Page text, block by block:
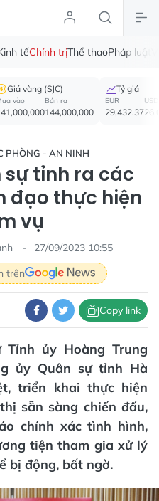
tếChính trịThể thaoPháp luật
Giá vàng (SJC)
vào Bán ra
144,000,000
Tỷ giá
EUR
29,432.37
USD
PHÒNG - AN NINH
tỉnh ra các
đạo thực hiện
vụ
27/09/2023 10:55
trên
Copy link
Tỉnh ủy Hoàng Trung
ủy Quân sự tỉnh Hà
triển khai thực hiện
sẵn sàng chiến đấu,
chính xác tình hình,
tiện tham gia xử lý
bị động, bất ngờ.